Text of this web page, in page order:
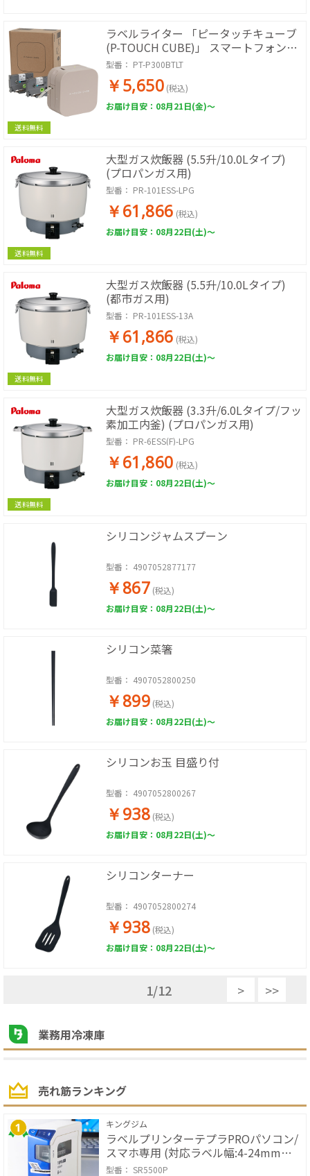
送料無料
ラベルライター 「ピータッチキューブ
(P-TOUCH CUBE)」 スマートフォン接
続専用モデル(ベージュ)
型番： PT-P300BTLT
￥5,650 (税込)
お届け目安：08月21日(金)～
送料無料
大型ガス炊飯器 (5.5升/10.0Lタイプ)
(プロパンガス用)
型番： PR-101ESS-LPG
￥61,866 (税込)
お届け目安：08月22日(土)～
送料無料
大型ガス炊飯器 (5.5升/10.0Lタイプ)
(都市ガス用)
型番： PR-101ESS-13A
￥61,866 (税込)
お届け目安：08月22日(土)～
送料無料
大型ガス炊飯器 (3.3升/6.0Lタイプ/フッ
素加工内釜) (プロパンガス用)
型番： PR-6ESS(F)-LPG
￥61,860 (税込)
お届け目安：08月22日(土)～
シリコンジャムスプーン
型番： 4907052877177
￥867 (税込)
お届け目安：08月22日(土)～
シリコン菜箸
型番： 4907052800250
￥899 (税込)
お届け目安：08月22日(土)～
シリコンお玉 目盛り付
型番： 4907052800267
￥938 (税込)
お届け目安：08月22日(土)～
シリコンターナー
型番： 4907052800274
￥938 (税込)
お届け目安：08月22日(土)～
1/12 > >>
業務用冷凍庫
売れ筋ランキング
キングジム
ラベルプリンターテプラPROパソコン/
スマホ専用 (対応ラベル幅:4-24mm幅)
ブルー
型番： SR5500P